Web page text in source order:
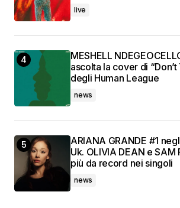
live
MESHELL
ascolta la cover di “Don’t
degli Human League
news
ARIANA GRANDE #1
Uk. OLIVIA DEAN e SAM
più da record nei singoli
news